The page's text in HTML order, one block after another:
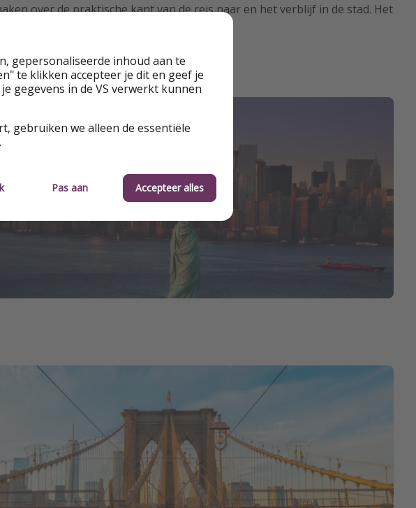
over de praktische kant van de reis naar en het verblijf in de stad. Het
gepersonaliseerde inhoud aan te
te klikken accepteer je dit en geef je
gegevens in de VS verwerkt kunnen
gebruiken we alleen de essentiële
Pas aan Accepteer alles